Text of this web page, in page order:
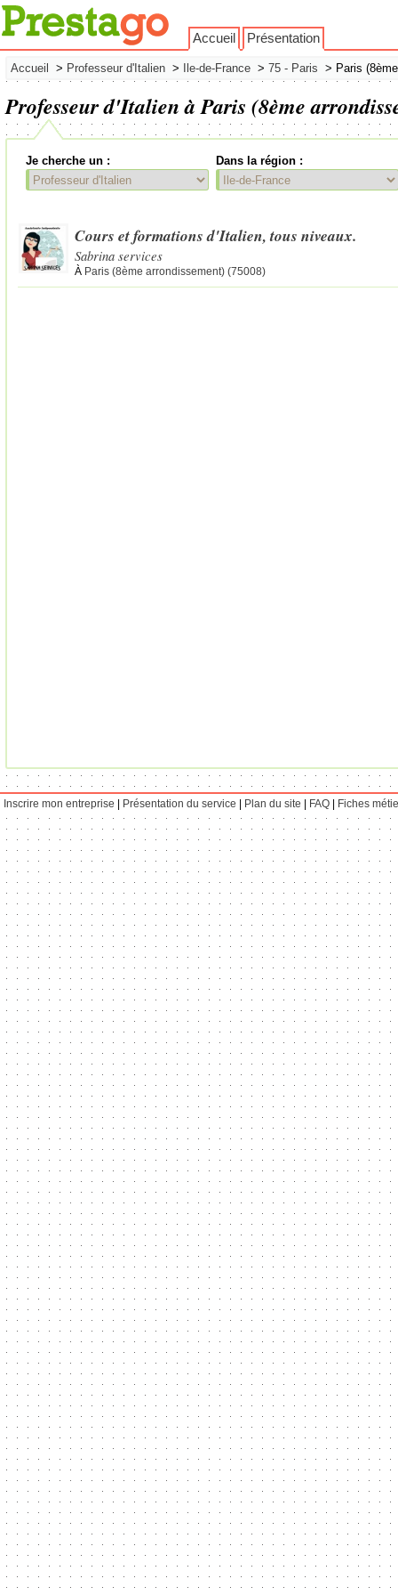
Accueil Présentation
Accueil > Professeur d'Italien > Ile-de-France > 75 - Paris > Paris
Professeur d'Italien à Paris (8ème
Je cherche un : Dans la région :
Cours et formations d'Italien, tous niveaux.
Sabrina services
À Paris (8ème arrondissement) (75008)
Inscrire mon entreprise Présentation du service Plan du site FAQ Fiches